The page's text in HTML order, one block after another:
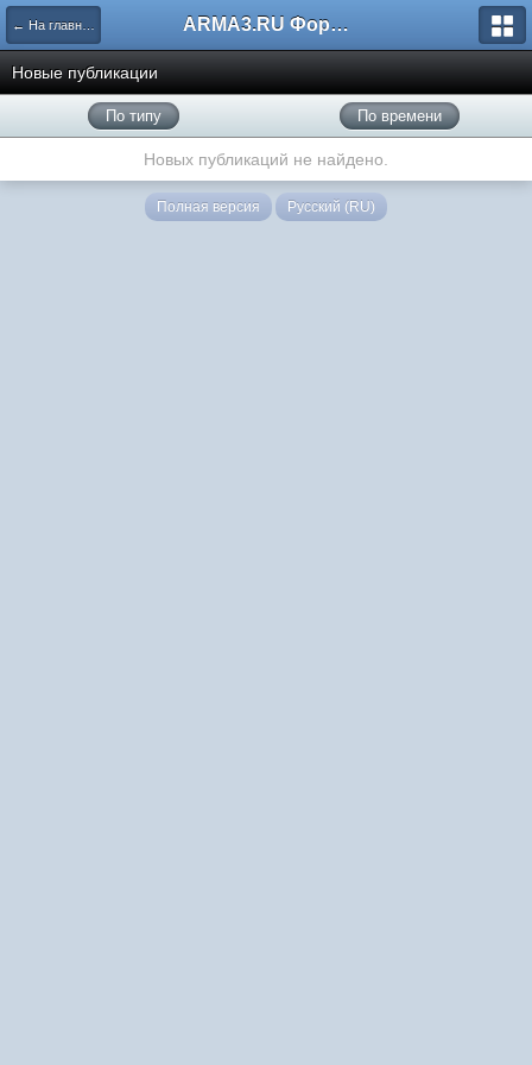
← На главную ARMA3.RU Форум
Новые публикации
По типу По времени
Новых публикаций не найдено.
Полная версия Русский (RU)